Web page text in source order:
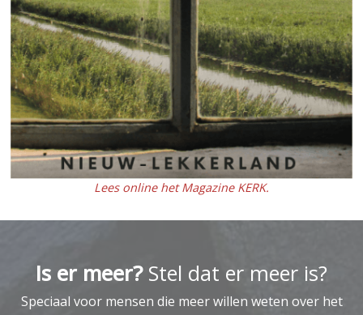
Lees online het Magazine KERK.
Is er meer?Stel dat er meer is?
Speciaal voor mensen die meer willen weten over het